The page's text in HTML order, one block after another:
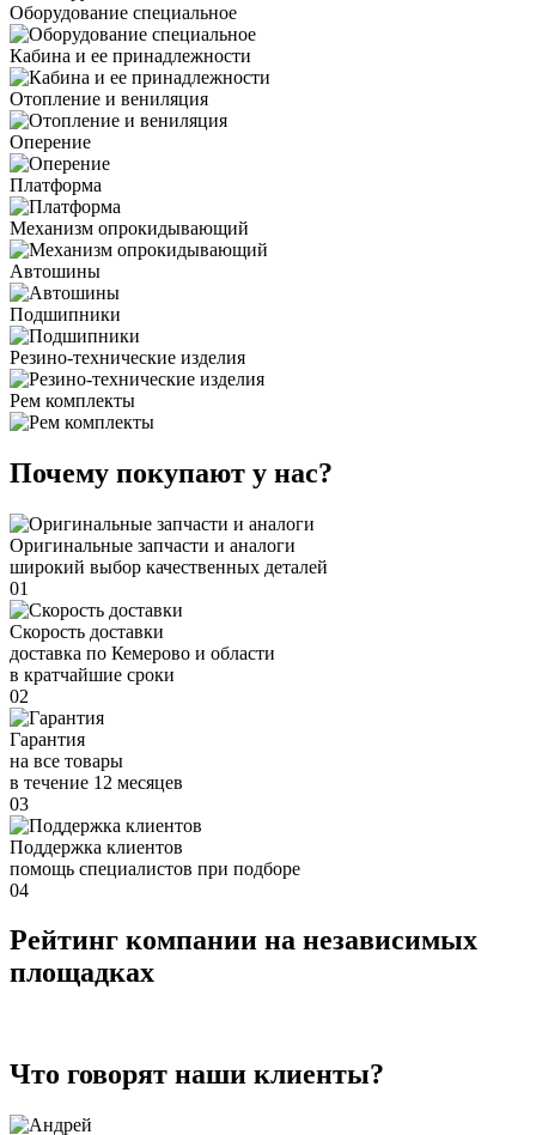
Оборудование специальное
Кабина и ее принадлежности
Отопление и вениляция
Оперение
Платформа
Механизм опрокидывающий
Автошины
Подшипники
Резино-технические изделия
Рем комплекты
Почему покупают у нас?
Оригинальные запчасти и аналоги
широкий выбор качественных деталей
01
Скорость доставки
доставка по Кемерово и области
в кратчайшие сроки
02
Гарантия
на все товары
в течение 12 месяцев
03
Поддержка клиентов
помощь специалистов при подборе
04
Рейтинг компании на независимых
площадках
Что говорят наши клиенты?